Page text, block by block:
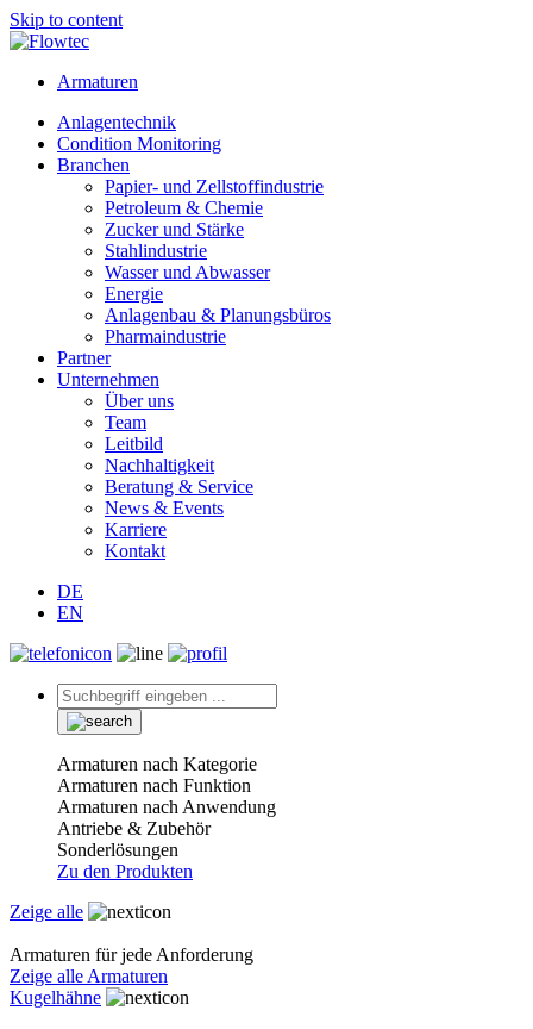
Skip to content
Armaturen
Anlagentechnik
Condition Monitoring
Branchen
Papier- und Zellstoffindustrie
Petroleum & Chemie
Zucker und Stärke
Stahlindustrie
Wasser und Abwasser
Energie
Anlagenbau & Planungsbüros
Pharmaindustrie
Partner
Unternehmen
Über uns
Team
Leitbild
Nachhaltigkeit
Beratung & Service
News & Events
Karriere
Kontakt
DE
EN
Armaturen nach Kategorie
Armaturen nach Funktion
Armaturen nach Anwendung
Antriebe & Zubehör
Sonderlösungen
Zu den Produkten
Zeige alle
Armaturen für jede Anforderung
Zeige alle Armaturen
Kugelhähne